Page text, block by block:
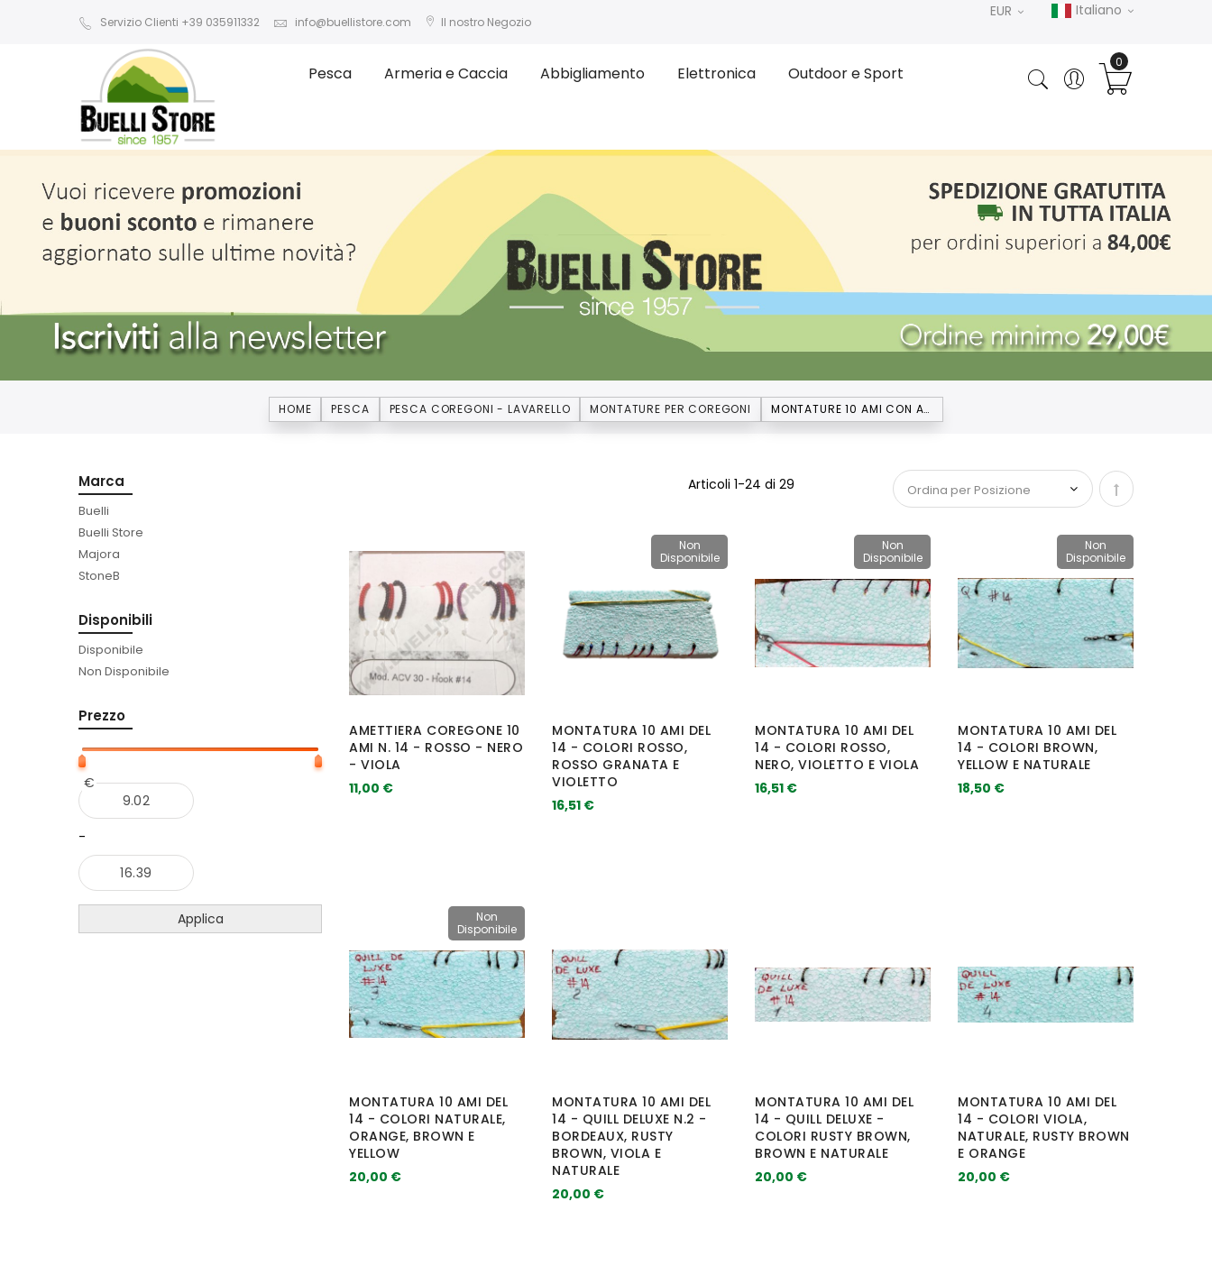
Servizio Clienti +39 035911332 info@buellistore.com Il nostro Negozio
Italiano
EUR
Pesca Armeria e Caccia Abbigliamento Elettronica Outdoor e Sport
HOME PESCA PESCA COREGONI - LAVARELLO MONTATURE PER COREGONI MONTATURE 10 AMI CON AMO N.14
Articoli 1-24 di 29 Imposta la
AMETTIERA COREGONE 10
AMI N. 14 - ROSSO - NERO
- VIOLA
11,00 €
Non
Disponibile
MONTATURA 10 AMI DEL
14 - COLORI ROSSO,
ROSSO GRANATA E
VIOLETTO
16,51 €
Non
Disponibile
MONTATURA 10 AMI DEL
14 - COLORI ROSSO,
NERO, VIOLETTO E VIOLA
16,51 €
Non
Disponibile
MONTATURA 10 AMI DEL
14 - COLORI BROWN,
YELLOW E NATURALE
18,50 €
Non
Disponibile
MONTATURA 10 AMI DEL
14 - COLORI NATURALE,
ORANGE, BROWN E
YELLOW
20,00 €
MONTATURA 10 AMI DEL
14 - QUILL DELUXE N.2 -
BORDEAUX, RUSTY
BROWN, VIOLA E
NATURALE
20,00 €
MONTATURA 10 AMI DEL
14 - QUILL DELUXE -
COLORI RUSTY BROWN,
BROWN E NATURALE
20,00 €
MONTATURA 10 AMI DEL
14 - COLORI VIOLA,
NATURALE, RUSTY BROWN
E ORANGE
20,00 €
Marca
Buelli
Buelli Store
Majora
StoneB
Disponibili
Disponibile
Non Disponibile
Prezzo
€
-
Applica